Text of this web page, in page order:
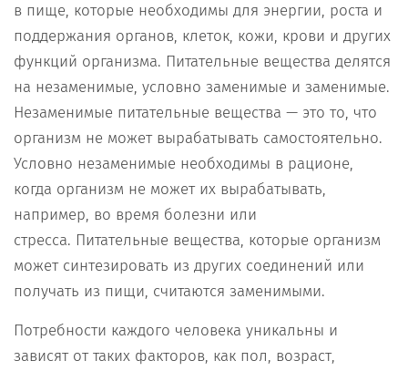
в пище, которые необходимы для энергии, роста и
поддержания органов, клеток, кожи, крови и других
функций организма. Питательные вещества делятся
на незаменимые, условно заменимые и заменимые.
Незаменимые питательные вещества — это то, что
организм не может вырабатывать самостоятельно.
Условно незаменимые необходимы в рационе,
когда организм не может их вырабатывать,
например, во время болезни или
стресса. Питательные вещества, которые организм
может синтезировать из других соединений или
получать из пищи, считаются заменимыми.
Потребности каждого человека уникальны и
зависят от таких факторов, как пол, возраст,